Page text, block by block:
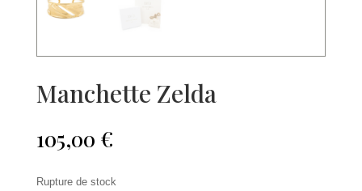
Manchette Zelda
105,00 €
Rupture de stock